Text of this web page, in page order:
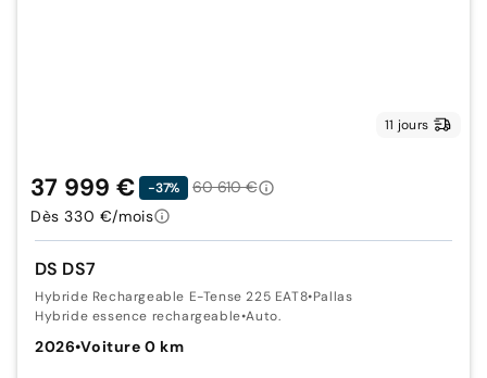
11 jours
DS DS7
Hybride Rechargeable E-Tense 225 EAT8•Pallas
Hybride essence rechargeable•Auto.
2026•Voiture 0 km
37 999 € -37%
60 610 €
Dès 330 €/mois